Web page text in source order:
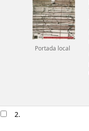
Portada local
2.